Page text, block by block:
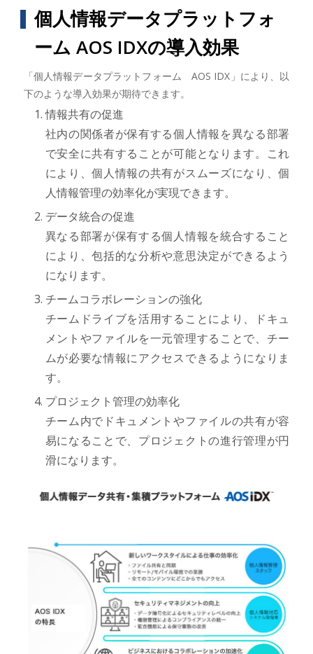
個人情報データプラットフォ
ーム AOS IDXの導入効果
「個人情報データプラットフォーム AOS IDX」により、以
下のような導入効果が期待できます。
情報共有の促進
社内の関係者が保有する個人情報を異なる部署
で安全に共有することが可能となります。これ
により、個人情報の共有がスムーズになり、個
人情報管理の効率化が実現できます。
データ統合の促進
異なる部署が保有する個人情報を統合すること
により、包括的な分析や意思決定ができるよう
になります。
チームコラボレーションの強化
チームドライブを活用することにより、ドキュ
メントやファイルを一元管理することで、チー
ムが必要な情報にアクセスできるようになりま
す。
プロジェクト管理の効率化
チーム内でドキュメントやファイルの共有が容
易になることで、プロジェクトの進行管理が円
滑になります。